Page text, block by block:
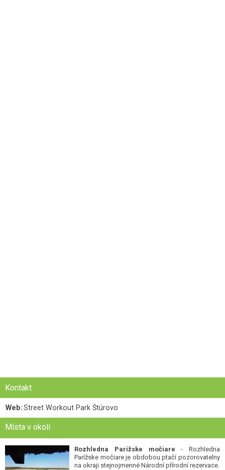
Kontakt
Web:Street Workout Park Štúrovo
Místa v okolí
Rozhledna Parížske močiare - Rozhledna
Parížske močiare je obdobou ptačí pozorovatelny
na okraji stejnojmenné Národní přírodní rezervace.